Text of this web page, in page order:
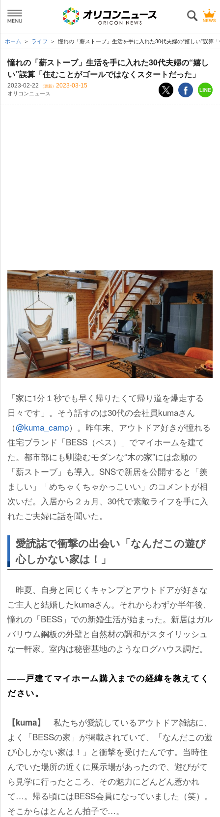
ホーム ライフ 憧れの「薪ストーブ」生活を手に入れた30代夫婦の“嬉しい”誤算
憧れの「薪ストーブ」生活を手に入れた30代夫婦の“嬉し
い”誤算「住むことがゴールではなくスタートだった」
2023-02-22 （更新） 2023-03-15
オリコンニュース
「家に1分１秒でも早く帰りたくて帰り道を爆走する
日々です」。そう話すのは30代の会社員kumaさん
（@kuma_camp）。昨年末、アウトドア好きが憧れる
住宅ブランド「BESS（ベス）」でマイホームを建て
た。都市部にも馴染むモダンな“木の家”には念願の
「薪ストーブ」も導入。SNSで新居を公開すると「羨
ましい」「めちゃくちゃかっこいい」のコメントが相
次いだ。入居から２ヵ月、30代で素敵ライフを手に入
れたご夫婦に話を聞いた。
愛読誌で衝撃の出会い「なんだこの遊び
心しかない家は！」
昨夏、自身と同じくキャンプとアウトドアが好きな
ご主人と結婚したkumaさん。それからわずか半年後、
憧れの「BESS」での新婚生活が始まった。新居はガル
バリウム鋼板の外壁と自然材の調和がスタイリッシュ
な一軒家。室内は秘密基地のようなログハウス調だ。
――戸建てマイホーム購入までの経緯を教えてく
ださい。
【kuma】
私たちが愛読しているアウトドア雑誌に、
よく「BESSの家」が掲載されていて、「なんだこの遊
び心しかない家は！」と衝撃を受けたんです。当時住
んでいた場所の近くに展示場があったので、遊びがて
ら見学に行ったところ、その魅力にどんどん惹かれ
て…。帰る頃にはBESS会員になっていました（笑）。
そこからはとんとん拍子で…。